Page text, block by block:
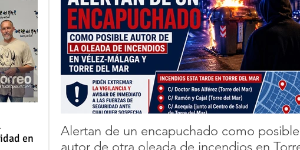
Clausuran dos
vertederos
de residuos
procedentes de
construcción y
demolición en
Axarquía
1 2 3
en
Encabezado 2
Alertan de un encapuchado como posible
autor de otra oleada de incendios en